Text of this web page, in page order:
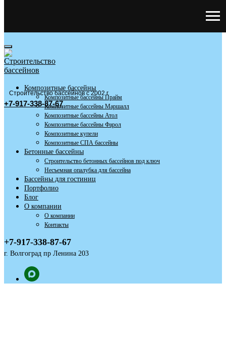
Строительство бассейнов с 2002 г
+7-917-338-87-67
Композитные бассейны
Композитные бассейны Прайм
Композитные бассейны Маршалл
Композитные бассейны Атол
Композитные бассейны Фарол
Композитные купели
Композитные СПА бассейны
Бетонные бассейны
Строительство бетонных бассейнов под ключ
Несъемная опалубка для бассейна
Бассейны для гостиниц
Портфолио
Блог
О компании
О компании
Контакты
+7-917-338-87-67
г. Волгоград пр Ленина 203